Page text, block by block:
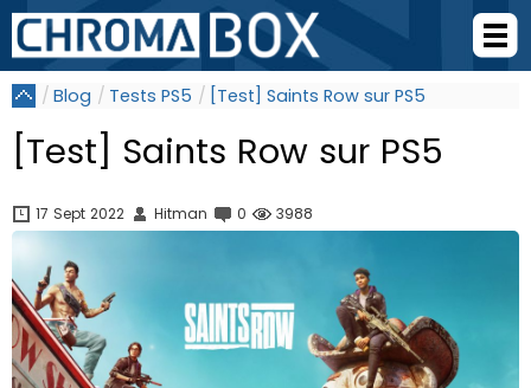
Blog Tests PS5 [Test] Saints Row sur PS5
[Test] Saints Row sur PS5
17 Sept 2022 Hitman 0 3988